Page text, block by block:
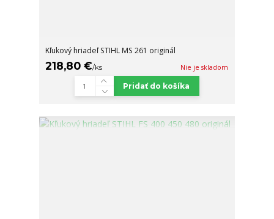
Kľukový hriadeľ STIHL MS 261 originál
218,80 €/ks Nie je skladom
Pridať do košíka